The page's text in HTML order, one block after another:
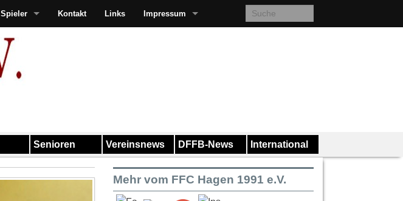
Spieler Kontakt Links Impressum
Senioren Vereinsnews DFFB-News International
Mehr vom FFC Hagen 1991 e.V.